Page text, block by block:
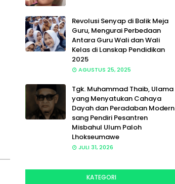
Revolusi Senyap di Balik Meja
Guru, Mengurai Perbedaan
Antara Guru Wali dan Wali
Kelas di Lanskap Pendidikan
2025
AGUSTUS 25, 2025
Tgk. Muhammad Thaib, Ulama
yang Menyatukan Cahaya
Dayah dan Peradaban Modern
sang Pendiri Pesantren
Misbahul Ulum Paloh
Lhokseumawe
JULI 31, 2026
KATEGORI